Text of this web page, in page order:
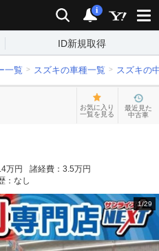
検索 通知
i
ID新規取得
一覧 スズキの車種一覧 スズキの
お気に入り
一覧を見る
最近見た
中古車
万円 諸経費： 3.5万円
： なし
1/29